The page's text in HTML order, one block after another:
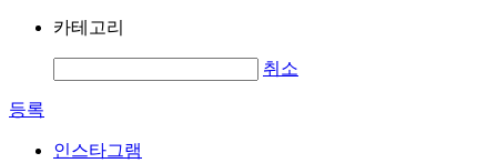
카테고리
취소
등록
인스타그램